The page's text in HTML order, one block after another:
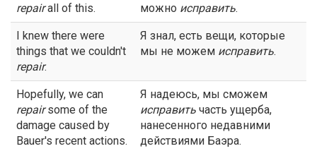
repairall of this. можно исправить.
I knew there were
things that we couldn't
repair.
Я знал, есть вещи, которые
мы не можем исправить.
Hopefully, we can
repairsome of the
damage caused by
Bauer's recent actions.
Я надеюсь, мы сможем
исправить часть ущерба,
нанесенного недавними
действиями Баэра.